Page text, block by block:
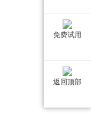
免费试用
返回顶部